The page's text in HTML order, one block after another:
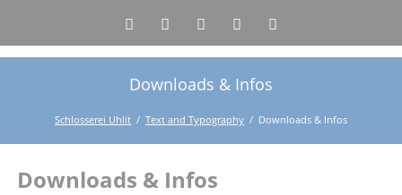
TwitterLinkedInGoogle+Facebook
RSS-
Downloads & Infos
Schlosserei Uhlit Text and Typography Downloads & Infos
Downloads & Infos